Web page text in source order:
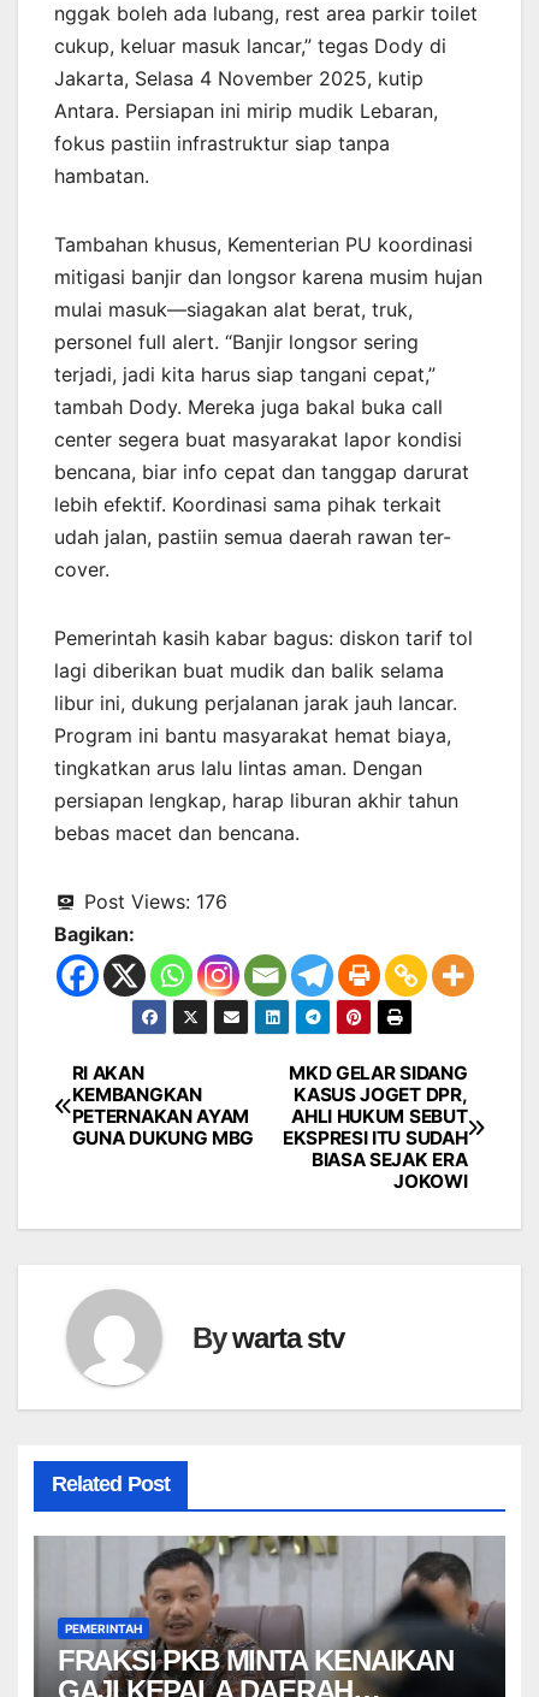
nggak boleh ada lubang, rest area parkir toilet
cukup, keluar masuk lancar,” tegas Dody di
Jakarta, Selasa 4 November 2025, kutip
Antara. Persiapan ini mirip mudik Lebaran,
fokus pastiin infrastruktur siap tanpa
hambatan.
Tambahan khusus, Kementerian PU koordinasi
mitigasi banjir dan longsor karena musim hujan
mulai masuk—siagakan alat berat, truk,
personel full alert. “Banjir longsor sering
terjadi, jadi kita harus siap tangani cepat,”
tambah Dody. Mereka juga bakal buka call
center segera buat masyarakat lapor kondisi
bencana, biar info cepat dan tanggap darurat
lebih efektif. Koordinasi sama pihak terkait
udah jalan, pastiin semua daerah rawan ter-
cover.
Pemerintah kasih kabar bagus: diskon tarif tol
lagi diberikan buat mudik dan balik selama
libur ini, dukung perjalanan jarak jauh lancar.
Program ini bantu masyarakat hemat biaya,
tingkatkan arus lalu lintas aman. Dengan
persiapan lengkap, harap liburan akhir tahun
bebas macet dan bencana.
Post Views: 176
Bagikan:
Navigasi
pos
MKD GELAR SIDANG
KASUS JOGET DPR,
AHLI HUKUM SEBUT
EKSPRESI ITU SUDAH
BIASA SEJAK ERA
JOKOWI
RI AKAN
KEMBANGKAN
PETERNAKAN AYAM
GUNA DUKUNG MBG
Bywarta stv
Related Post
PEMERINTAH
FRAKSI PKB MINTA KENAIKAN
GAJI KEPALA DAERAH